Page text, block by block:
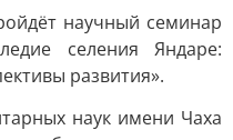
научный семинар
селения Яндаре:
развития».
наук имени Чаха